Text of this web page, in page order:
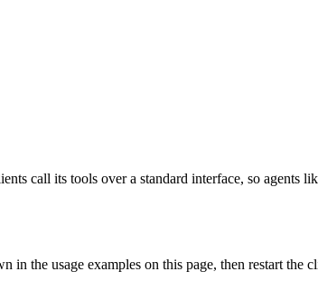
call its tools over a standard interface, so agents
the usage examples on this page, then restart the